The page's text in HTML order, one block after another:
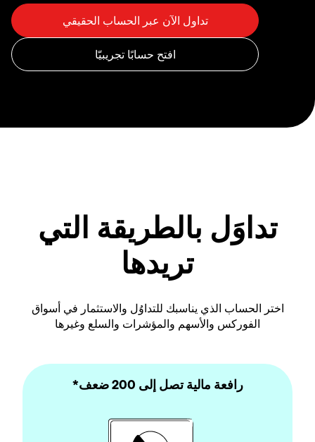
تداوَل بالطريقة التي
تريدها
اختر الحساب الذي يناسبك للتداوُل والاستثمار في أسواق
الفوركس والأسهم والمؤشرات والسلع وغيرها
رافعة مالية تصل إلى 200 ضعف*